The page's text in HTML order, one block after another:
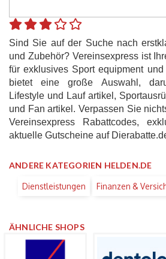
Sind Sie auf der Suche nach
und Zubehör? Vereinsexpress ist
für exklusives Sport equipment
bietet eine große Auswahl,
Lifestyle und Lauf artikel,
und Fan artikel. Verpassen Sie
Vereinsexpress Rabattcodes,
aktuelle Gutscheine auf
ANDERE KATEGORIEN HELDEN.DE
Dienstleistungen Finanzen &
ÄHNLICHE SHOPS